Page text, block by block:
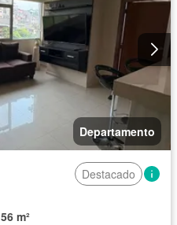
Departamento
Destacado
56 m²